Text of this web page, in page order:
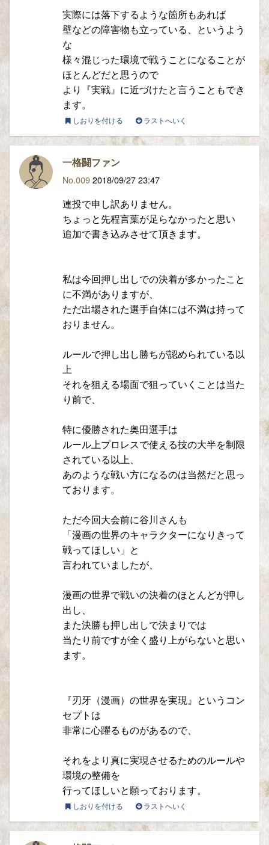
実際には落下するような箇所もあれば
壁などの障害物も立っている、というよう
な
様々混じった環境で戦うことになることが
ほとんどだと思うので
より『実戦』に近づけたと言うこともでき
ます。
しおりを付ける ラストへいく
一格闘ファン
No.0092018/09/27 23:47
連投で申し訳ありません。
ちょっと先程言葉が足らなかったと思い
追加で書き込みさせて頂きます。
私は今回押し出しでの決着が多かったこと
に不満がありますが、
ただ出場された選手自体には不満は持って
おりません。
ルールで押し出し勝ちが認められている以
上
それを狙える場面で狙っていくことは当た
り前で、
特に優勝された奥田選手は
ルール上プロレスで使える技の大半を制限
されている以上、
あのような戦い方になるのは当然だと思っ
ております。
ただ今回大会前に谷川さんも
「漫画の世界のキャラクターになりきって
戦ってほしい」と
言われていましたが、
漫画の世界で戦いの決着のほとんどが押し
出し、
また決勝も押し出しで決まりでは
当たり前ですが全く盛り上がらないと思い
ます。
『刃牙（漫画）の世界を実現』というコン
セプトは
非常に心躍るものがあるので、
それをより真に実現させるためのルールや
環境の整備を
行ってほしいと願っております。
しおりを付ける ラストへいく